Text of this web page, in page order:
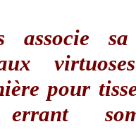
associe
pour